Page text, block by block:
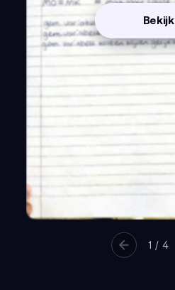
Bekijk
1 /4